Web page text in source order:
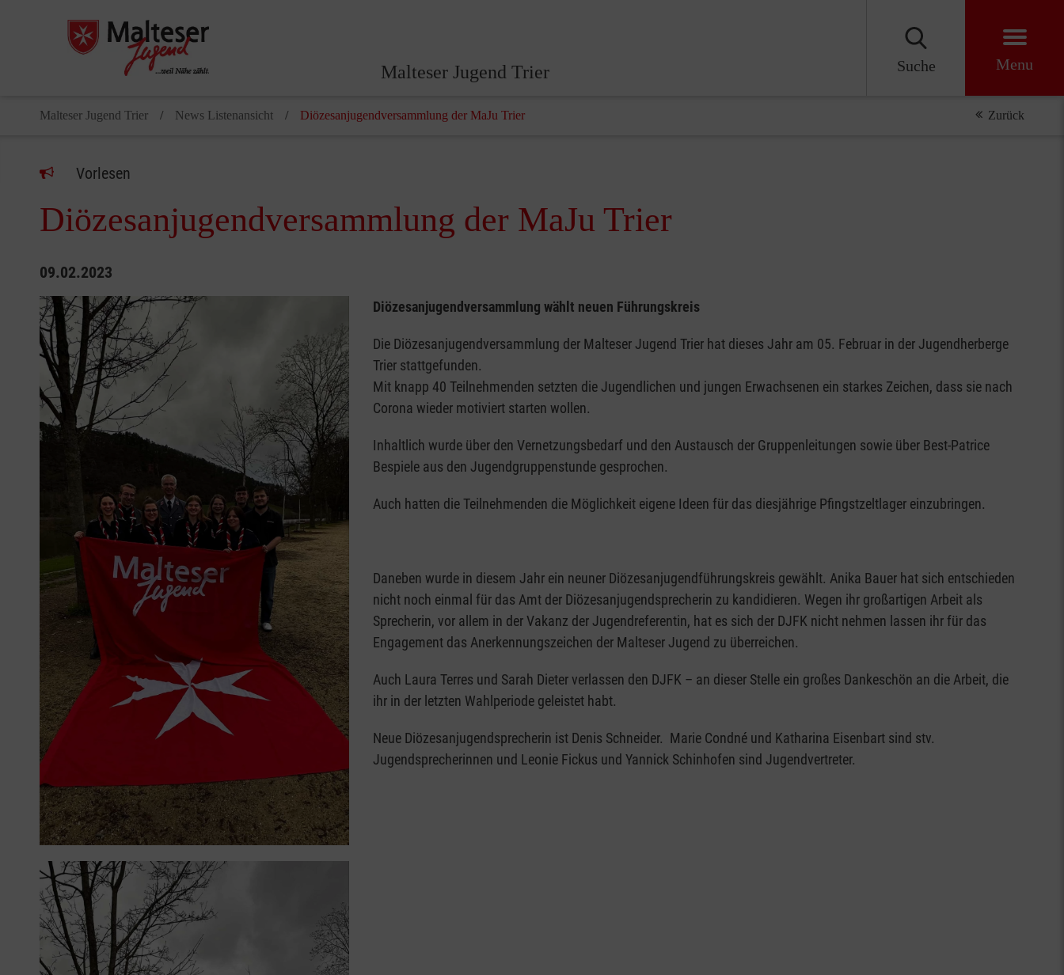
Malteser Jugend Trier Suche Menu
Malteser Jugend Trier News Listenansicht Diözesanjugendversammlung der MaJu Trier Zurück
Vorlesen
Diözesanjugendversammlung der MaJu Trier
09.02.2023
Diözesanjugendversammlung wählt neuen Führungskreis
Die Diözesanjugendversammlung der Malteser Jugend Trier hat dieses Jahr am 05. Februar in der Jugendherberge
Trier stattgefunden.
Mit knapp 40 Teilnehmenden setzten die Jugendlichen und jungen Erwachsenen ein starkes Zeichen, dass sie nach
Corona wieder motiviert starten wollen.
Inhaltlich wurde über den Vernetzungsbedarf und den Austausch der Gruppenleitungen sowie über Best-Patrice
Bespiele aus den Jugendgruppenstunde gesprochen.
Auch hatten die Teilnehmenden die Möglichkeit eigene Ideen für das diesjährige Pfingstzeltlager einzubringen.
Daneben wurde in diesem Jahr ein neuner Diözesanjugendführungskreis gewählt. Anika Bauer hat sich entschieden
nicht noch einmal für das Amt der Diözesanjugendsprecherin zu kandidieren. Wegen ihr großartigen Arbeit als
Sprecherin, vor allem in der Vakanz der Jugendreferentin, hat es sich der DJFK nicht nehmen lassen ihr für das
Engagement das Anerkennungszeichen der Malteser Jugend zu überreichen.
Auch Laura Terres und Sarah Dieter verlassen den DJFK – an dieser Stelle ein großes Dankeschön an die Arbeit, die
ihr in der letzten Wahlperiode geleistet habt.
Neue Diözesanjugendsprecherin ist Denis Schneider. Marie Condné und Katharina Eisenbart sind stv.
Jugendsprecherinnen und Leonie Fickus und Yannick Schinhofen sind Jugendvertreter.